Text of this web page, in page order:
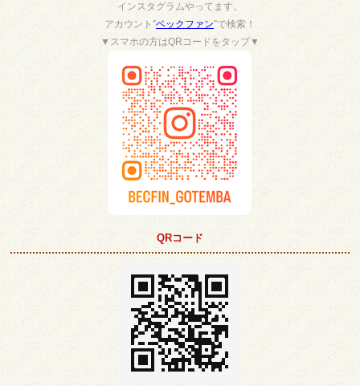
インスタグラムやってます。
アカウント”ベックファン”で検索！
▼スマホの方はQRコードをタップ▼
QRコード